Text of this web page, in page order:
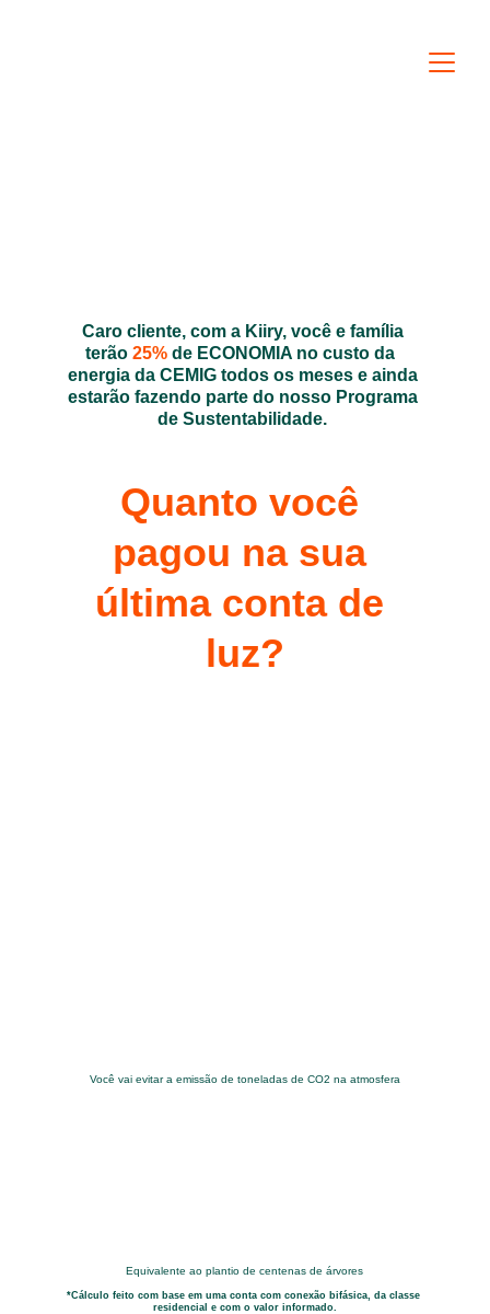
*Cálculo feito com base em uma conta com conexão bifásica, da classe
residencial e com o valor informado.
Quanto você
pagou na sua
última conta de
luz?
Você vai evitar a emissão de toneladas de CO2 na atmosfera
Equivalente ao plantio de centenas de árvores
Caro cliente, com a Kiiry, você e família
terão 25% de ECONOMIA no custo da
energia da CEMIG todos os meses e ainda
estarão fazendo parte do nosso Programa
de Sustentabilidade.